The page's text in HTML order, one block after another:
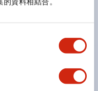
用單一顆燈泡呈現多種
清楚辨識正方平頭形指
時的顏色識別。
在危險或緊急狀況下，